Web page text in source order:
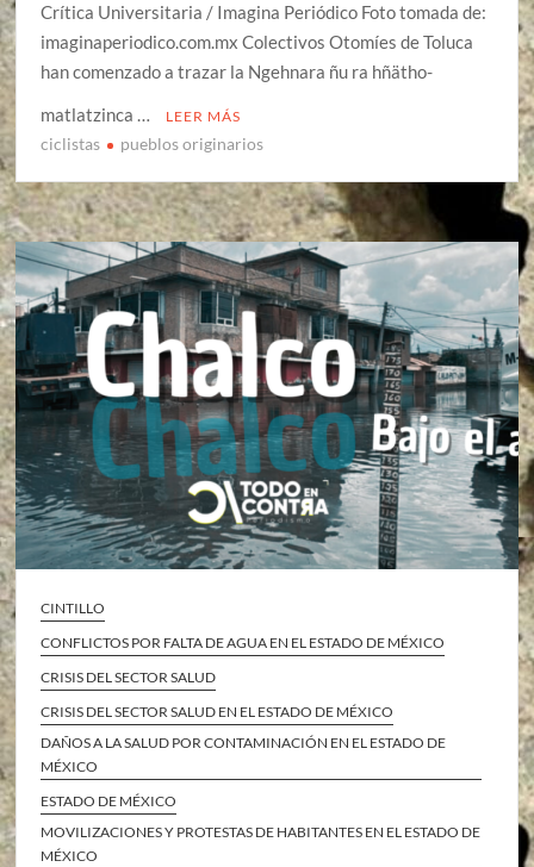
Crítica Universitaria / Imagina Periódico Foto tomada de:
imaginaperiodico.com.mx Colectivos Otomíes de Toluca
han comenzado a trazar la Ngehnara ñu ra hñätho-
matlatzinca …
LEER MÁS
ciclistas pueblos originarios
CINTILLO
CONFLICTOS POR FALTA DE AGUA EN EL ESTADO DE MÉXICO
CRISIS DEL SECTOR SALUD
CRISIS DEL SECTOR SALUD EN EL ESTADO DE MÉXICO
DAÑOS A LA SALUD POR CONTAMINACIÓN EN EL ESTADO DE
MÉXICO
ESTADO DE MÉXICO
MOVILIZACIONES Y PROTESTAS DE HABITANTES EN EL ESTADO DE
MÉXICO